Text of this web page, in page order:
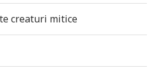
creaturi mitice